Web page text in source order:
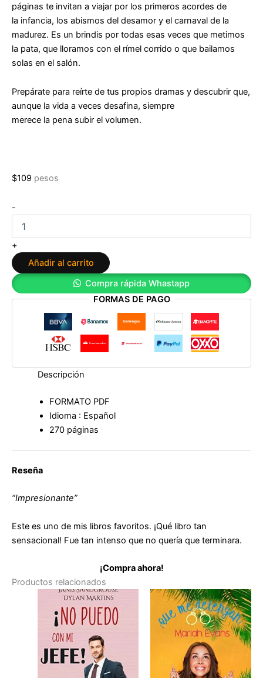
páginas te invitan a viajar por los primeros acordes de
la infancia, los abismos del desamor y el carnaval de la
madurez. Es un brindis por todas esas veces que metimos
la pata, que lloramos con el rímel corrido o que bailamos
solas en el salón.
Prepárate para reírte de tus propios dramas y descubrir que,
aunque la vida a veces desafina, siempre
merece la pena subir el volumen.
$109 pesos
-
vida
es
como
una
playlist
de
angeldiabolicoisback
cantidad
+
Añadir al carrito
Compra rápida Whastapp
FORMAS DE PAGO
Descripción
FORMATO PDF
Idioma : Español
270 páginas
Reseña
“Impresionante”
Este es uno de mis libros favoritos. ¡Qué libro tan
sensacional! Fue tan intenso que no quería que terminara.
¡Compra ahora!
Productos relacionados